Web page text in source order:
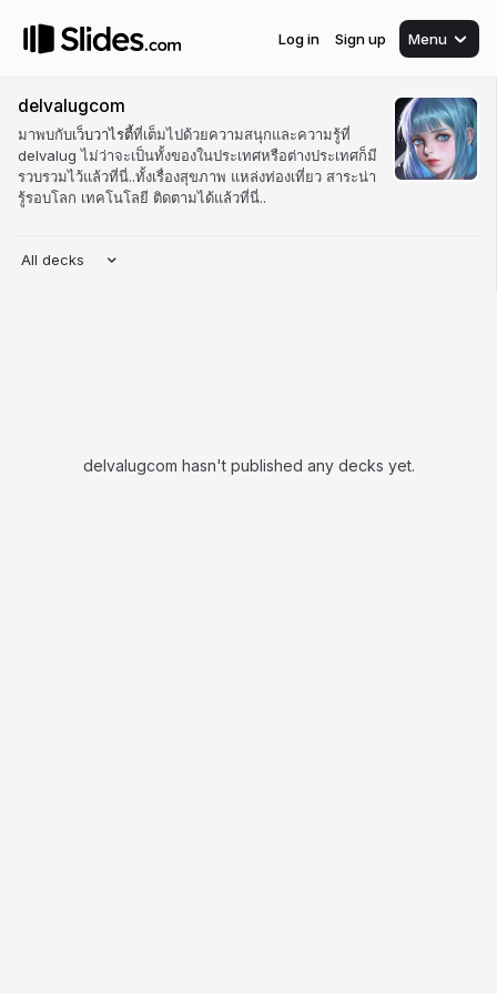
Log in Sign up Menu
delvalugcom
มาพบกับเว็บวาไรตี้ที่เต็มไปด้วยความสนุกและความรู้ที่
delvalug ไม่ว่าจะเป็นทั้งของในประเทศหรือต่างประเทศก็มี
รวบรวมไว้แล้วที่นี่..ทั้งเรื่องสุขภาพ แหล่งท่องเที่ยว สาระน่า
รู้รอบโลก เทคโนโลยี ติดตามได้แล้วที่นี่..
All decks
delvalugcom hasn't published any decks yet.